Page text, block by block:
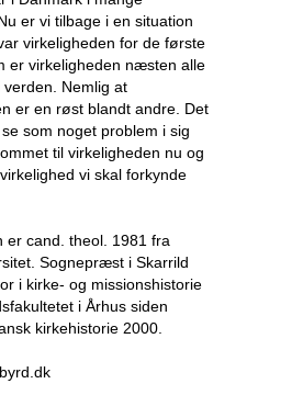
er vi tilbage i en situation
virkeligheden for de første
er virkeligheden næsten alle
Nemlig at
er en røst blandt andre. Det
som noget problem i sig
til virkeligheden nu og
vi skal forkynde
er cand. theol. 1981 fra
Sognepræst i Skarrild
i kirke- og missionshistorie
i Århus siden
kirkehistorie 2000.